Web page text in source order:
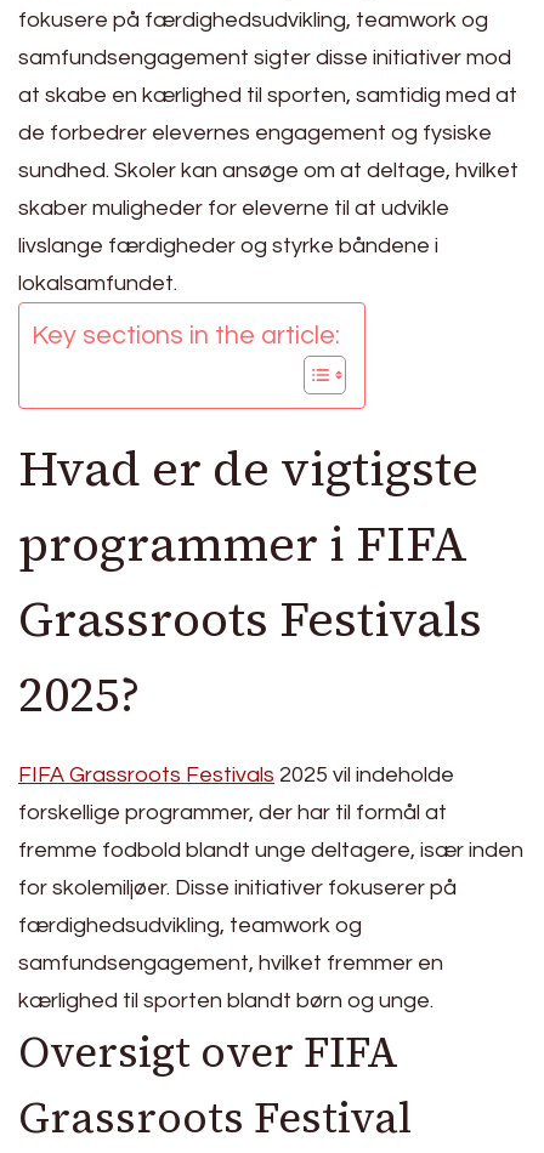
fokusere på færdighedsudvikling, teamwork og
samfundsengagement sigter disse initiativer mod
at skabe en kærlighed til sporten, samtidig med at
de forbedrer elevernes engagement og fysiske
sundhed. Skoler kan ansøge om at deltage, hvilket
skaber muligheder for eleverne til at udvikle
livslange færdigheder og styrke båndene i
lokalsamfundet.
Key sections in the article:
Hvad er de vigtigste
programmer i FIFA
Grassroots Festivals
2025?
FIFA Grassroots Festivals 2025 vil indeholde
forskellige programmer, der har til formål at
fremme fodbold blandt unge deltagere, især inden
for skolemiljøer. Disse initiativer fokuserer på
færdighedsudvikling, teamwork og
samfundsengagement, hvilket fremmer en
kærlighed til sporten blandt børn og unge.
Oversigt over FIFA
Grassroots Festival